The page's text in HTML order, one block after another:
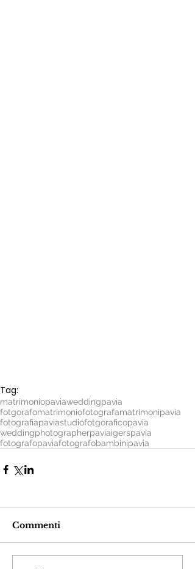
Tag:
matrimoniopaviaweddingpavia
fotgorafomatrimoniofotografamatrimonipavia
fotografiapaviastudiofotgoraficopavia
weddingphotographerpaviaigerspavia
fotografopaviafotografobambinipavia
Commenti